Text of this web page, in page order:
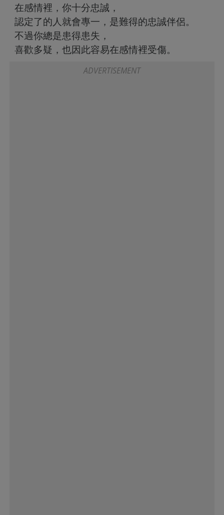
在感情裡，你十分忠誠，
認定了的人就會專一，是難得的忠誠伴侶。
不過你總是患得患失，
喜歡多疑，也因此容易在感情裡受傷。